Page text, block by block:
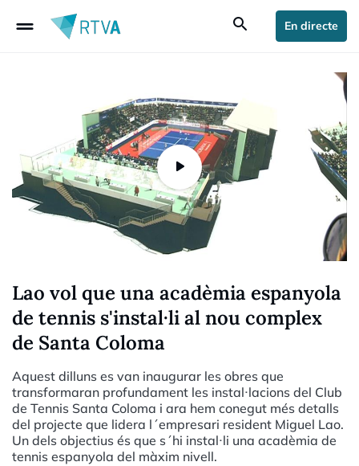
drag_handle search En directe
Lao vol que una acadèmia espanyola
de tennis s'instal·li al nou complex
de Santa Coloma
Aquest dilluns es van inaugurar les obres que
transformaran profundament les instal·lacions del Club
de Tennis Santa Coloma i ara hem conegut més detalls
del projecte que lidera l´empresari resident Miguel Lao.
Un dels objectius és que s´hi instal·li una acadèmia de
tennis espanyola del màxim nivell.